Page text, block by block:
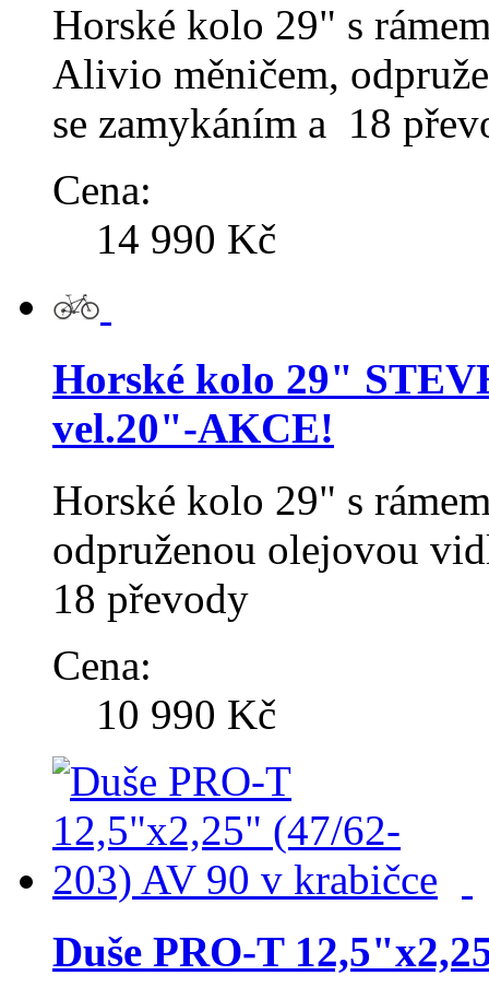
Horské kolo 29" s
Alivio měničem,
se zamykáním a 18
Cena:
14 990 Kč
Horské kolo 29"
vel.20"-AKCE!
Horské kolo 29" s
odpruženou olejovou
18 převody
Cena:
10 990 Kč
Duše PRO-T